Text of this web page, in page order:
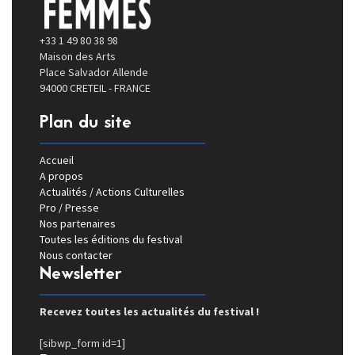
+33 1 49 80 38 98
Maison des Arts
Place Salvador Allende
94000 CRETEIL - FRANCE
Plan du site
Accueil
A propos
Actualités / Actions Culturelles
Pro / Presse
Nos partenaires
Toutes les éditions du festival
Nous contacter
Newsletter
Recevez toutes les actualités du festival !
[sibwp_form id=1]